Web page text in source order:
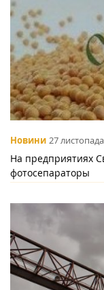
Новини 27
На предприятиях
фотосепараторы